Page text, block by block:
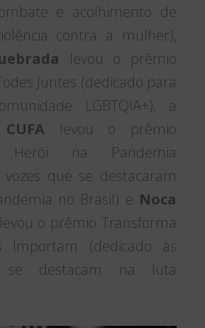
e acolhimento de
contra a mulher),
levou o prêmio
Juntes (dedicado para
LGBTQIA+), a
CUFA levou o prêmio
Herói na Pandemia
vozes que se destacaram
no Brasil) e Noca
levou o prêmio Transforma
Importam (dedicado às
se destacam na luta